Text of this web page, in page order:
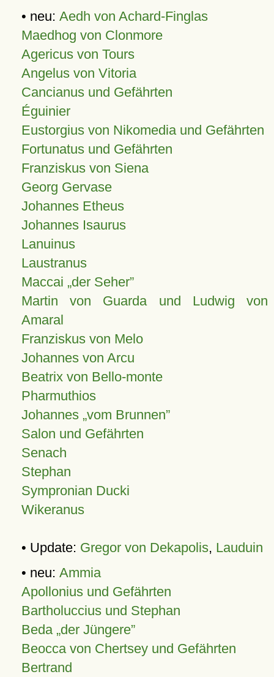
• neu: Aedh von Achard-Finglas
Maedhog von Clonmore
Agericus von Tours
Angelus von Vitoria
Cancianus und Gefährten
Éguinier
Eustorgius von Nikomedia und Gefährten
Fortunatus und Gefährten
Franziskus von Siena
Georg Gervase
Johannes Etheus
Johannes Isaurus
Lanuinus
Laustranus
Maccai „der Seher”
Martin von Guarda und Ludwig von
Amaral
Franziskus von Melo
Johannes von Arcu
Beatrix von Bello-monte
Pharmuthios
Johannes vom Brunnen
Salon und Gefährten
Senach
Stephan
Sympronian Ducki
Wikeranus
• Update: Gregor von Dekapolis, Lauduin
• neu: Ammia
Apollonius und Gefährten
Bartholuccius und Stephan
Beda „der Jüngere”
Beocca von Chertsey und Gefährten
Bertrand